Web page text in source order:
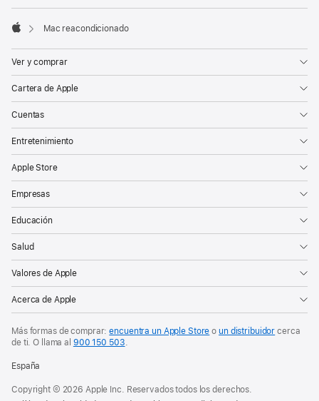
Mac reacondicionado
Ver y comprar
Cartera de Apple
Cuentas
Entretenimiento
Apple Store
Empresas
Educación
Salud
Valores de Apple
Acerca de Apple
Más formas de comprar:encuentra un Apple Store oun distribuidor cerca
de ti. O
llama al 900 150 503.
España
Copyright © 2026 Apple Inc. Reservados todos los derechos.